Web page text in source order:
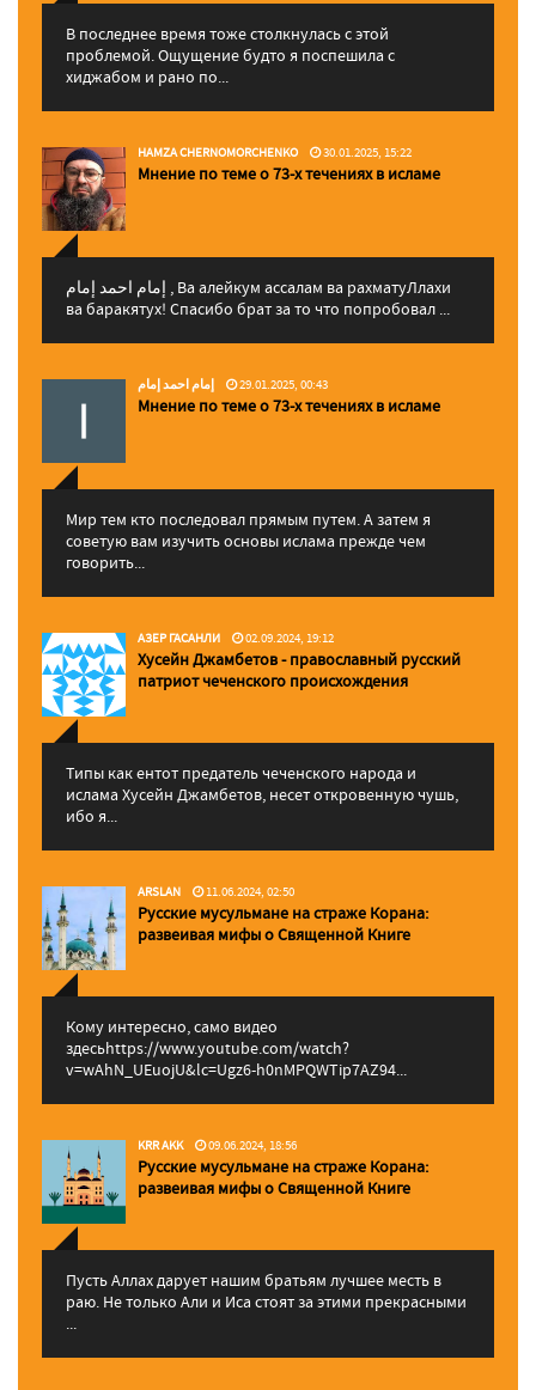
В последнее время тоже столкнулась с этой
проблемой. Ощущение будто я поспешила с
хиджабом и рано по...
HAMZA CHERNOMORCHENKO 30.01.2025, 15:22
Мнение по теме о 73-х течениях в исламе
إمام احمد إمام , Ва алейкум ассалам ва рахматуЛлахи
ва баракятух! Спасибо брат за то что попробовал ...
إمام احمد إمام 29.01.2025, 00:43
Мнение по теме о 73-х течениях в исламе
Мир тем кто последовал прямым путем. А затем я
советую вам изучить основы ислама прежде чем
говорить...
АЗЕР ГАСАНЛИ 02.09.2024, 19:12
Хусейн Джамбетов - православный русский
патриот чеченского происхождения
Типы как ентот предатель чеченского народа и
ислама Хусейн Джамбетов, несет откровенную чушь,
ибо я...
ARSLAN 11.06.2024, 02:50
Русские мусульмане на страже Корана:
pазвеивая мифы о Священной Книге
Кому интересно, само видео
здесьhttps://www.youtube.com/watch?
v=wAhN_UEuojU&lc=Ugz6-h0nMPQWTip7AZ94...
KRR AKK 09.06.2024, 18:56
Русские мусульмане на страже Корана:
pазвеивая мифы о Священной Книге
Пусть Аллах дарует нашим братьям лучшее месть в
раю. Не только Али и Иса стоят за этими прекрасными